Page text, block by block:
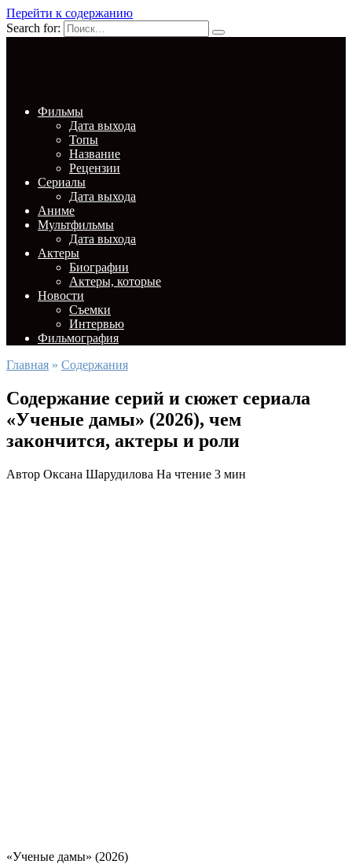
Перейти к содержанию
Search for:
Фильмы
Дата выхода
Топы
Название
Рецензии
Сериалы
Дата выхода
Аниме
Мультфильмы
Дата выхода
Актеры
Биографии
Актеры, которые
Новости
Съемки
Интервью
Фильмография
Главная » Содержания
Содержание серий и сюжет сериала
«Ученые дамы» (2026), чем
закончится, актеры и роли
Автор Оксана Шарудилова На чтение 3 мин
«Ученые дамы» (2026)